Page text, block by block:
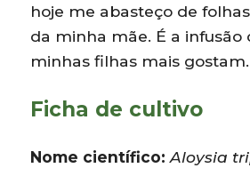
hoje me abasteço de
da minha mãe. É a infusão
minhas filhas mais gostam.
Ficha de cultivo
Nome científico: Aloysia